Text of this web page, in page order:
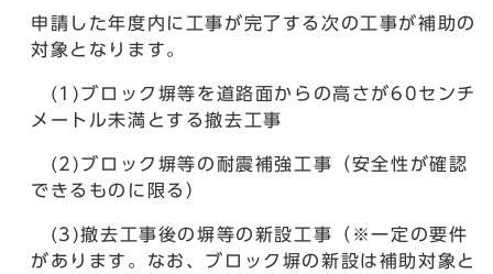
申請した年度内に工事が完了する次の工事が補助の
対象となります。
(1)ブロック塀等を道路面からの高さが60センチ
メートル未満とする撤去工事
(2)ブロック塀等の耐震補強工事（安全性が確認
できるものに限る）
(3)撤去工事後の塀等の新設工事（※一定の要件
があります。なお、ブロック塀の新設は補助対象と